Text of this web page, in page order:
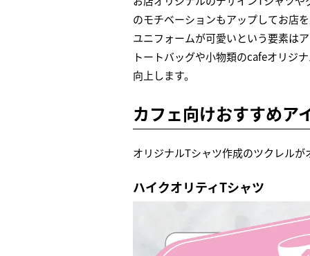
のモチベーションもアップしてお店
ユニフォームが可愛いという要素は
トートバッグや小物類のcafeオリジ
向上します。
カフェ向けおすすめア
オリジナルTシャツ作成のツクレル
ハイクオリティTシャツ